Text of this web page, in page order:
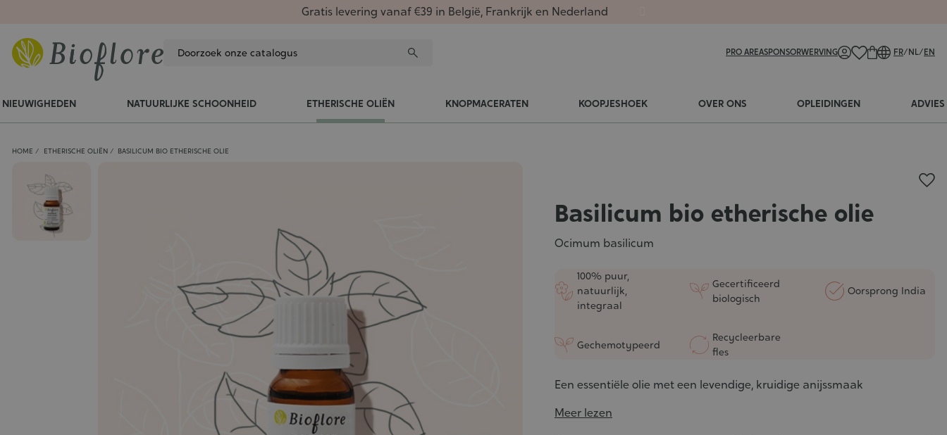
Gratis levering vanaf €39 in België, Frankrijk en Nederland
PRO AREASPONSORWERVING FR/NL/EN
NIEUWIGHEDEN NATUURLIJKE SCHOONHEID ETHERISCHE OLIËN KNOPMACERATEN KOOPJESHOEK OVER ONS OPLEIDINGEN ADVIES
HOME ETHERISCHE OLIËN BASILICUM BIO ETHERISCHE OLIE
Basilicum bio etherische olie
Ocimum basilicum
100% puur,
natuurlijk,
integraal
Gecertificeerd
biologisch
Oorsprong India
Gechemotypeerd
Recycleerbare
fles
Een essentiële olie met een levendige, kruidige anijssmaak
Meer lezen